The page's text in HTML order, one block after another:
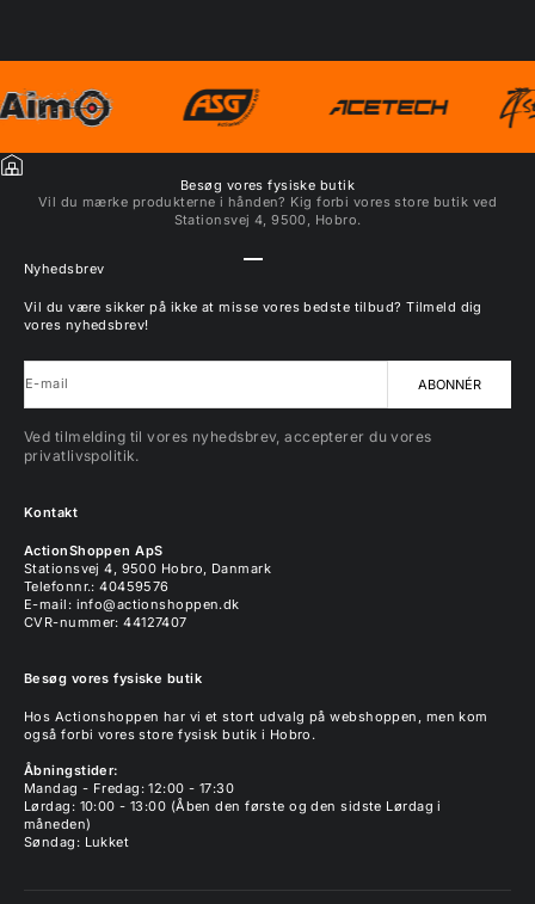
Besøg vores fysiske butik
Vil du mærke produkterne i hånden? Kig forbi vores store butik ved
Stationsvej 4, 9500, Hobro.
Nyhedsbrev
Vil du være sikker på ikke at misse vores bedste tilbud? Tilmeld dig
vores nyhedsbrev!
E-mail ABONNÉR
Ved tilmelding til vores nyhedsbrev, accepterer du vores
privatlivspolitik.
Kontakt
ActionShoppen ApS
Stationsvej 4, 9500 Hobro, Danmark
Telefonnr.: 40459576
E-mail: info@actionshoppen.dk
CVR-nummer: 44127407
Besøg vores fysiske butik
Hos Actionshoppen har vi et stort udvalg på webshoppen, men kom
også forbi vores store fysisk butik i Hobro.
Åbningstider:
Mandag - Fredag: 12:00 - 17:30
Lørdag: 10:00 - 13:00 (Åben den første og den sidste Lørdag i
måneden)
Søndag: Lukket